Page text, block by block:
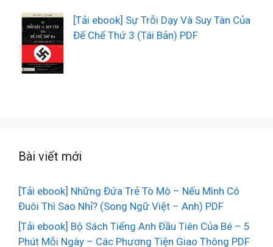
[Tải ebook] Sự Trỗi Dạy Và Suy Tàn Của
Đế Chế Thứ 3 (Tái Bản) PDF
Bài viết mới
[Tải ebook] Những Đứa Trẻ Tò Mò – Nếu Mình Có
Đuôi Thì Sao Nhỉ? (Song Ngữ Việt – Anh) PDF
[Tải ebook] Bộ Sách Tiếng Anh Đầu Tiên Của Bé – 5
Phút Mỗi Ngày – Các Phương Tiện Giao Thông PDF